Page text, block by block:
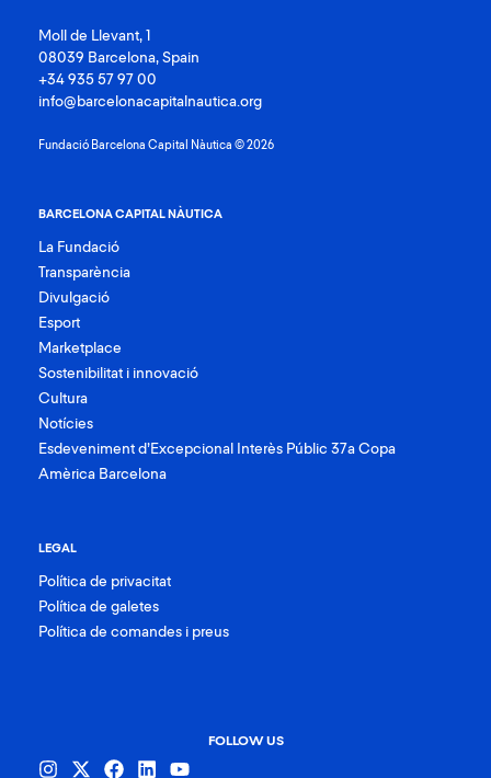
Moll de Llevant, 1
08039 Barcelona, Spain
+34 935 57 97 00
info@barcelonacapitalnautica.org
Fundació Barcelona Capital Nàutica © 2026
BARCELONA CAPITAL NÀUTICA
La Fundació
Transparència
Divulgació
Esport
Marketplace
Sostenibilitat i innovació
Cultura
Notícies
Esdeveniment d’Excepcional Interès Públic 37a Copa
Amèrica Barcelona
LEGAL
Política de privacitat
Política de galetes
Política de comandes i preus
FOLLOW US